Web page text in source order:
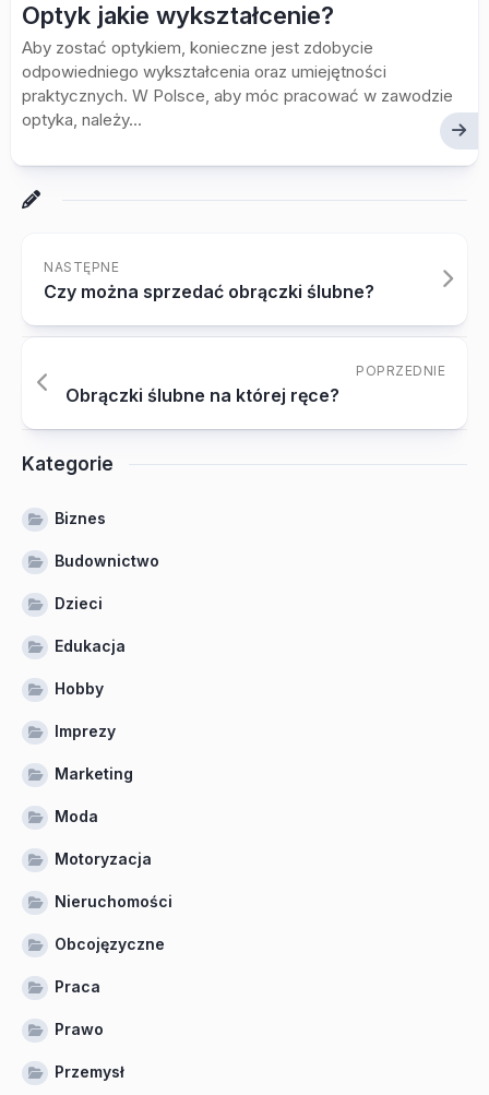
Optyk jakie wykształcenie?
Aby zostać optykiem, konieczne jest zdobycie
odpowiedniego wykształcenia oraz umiejętności
praktycznych. W Polsce, aby móc pracować w zawodzie
optyka, należy...
NASTĘPNE
Czy można sprzedać obrączki ślubne?
POPRZEDNIE
Obrączki ślubne na której ręce?
Kategorie
Biznes
Budownictwo
Dzieci
Edukacja
Hobby
Imprezy
Marketing
Moda
Motoryzacja
Nieruchomości
Obcojęzyczne
Praca
Prawo
Przemysł